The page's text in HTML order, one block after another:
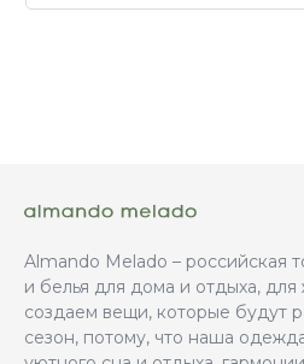
Almando Melado – российская
и белья для дома и отдыха,
создаем вещи, которые будут
сезон, потому, что наша